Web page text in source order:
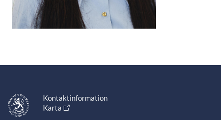
Kontaktinformation
Karta